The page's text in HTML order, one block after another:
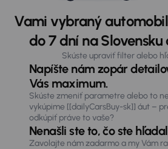
Vami vybraný
do 7 dní na Slovensku
Skúste upraviť filter alebo
Napíšte nám zopár
Vás maximum.
Skúste zmeniť parametre alebo to
vykúpime [[dailyCarsBuy-sk]] áut –
odkúpiť práve to vaše?
Nenašli ste to, čo ste
Zavolajte nám zadarmo a my Vám